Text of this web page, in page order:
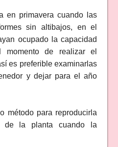
en primavera cuando las
sin altibajos, en el
ocupado la capacidad
momento de realizar el
es preferible examinarlas
y dejar para el año
método para reproducirla
de la planta cuando la